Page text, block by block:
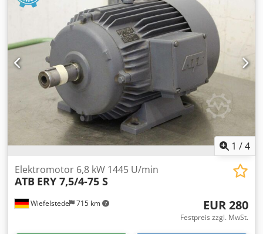
1 /4
Wiefelstede 715 km
Elektromotor 6,8 kW 1445 U/min
ATB ERY 7,5/4-75 S
EUR 280
Festpreis zzgl. MwSt.